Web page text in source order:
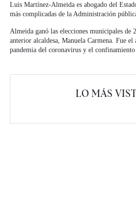
Luis Martínez-Almeida es abogado del
más complicadas de la Administración
Almeida ganó las elecciones municipales de
anterior alcaldesa, Manuela Carmena. Fue el
pandemia del coronavirus y el confinamiento
LO MÁS